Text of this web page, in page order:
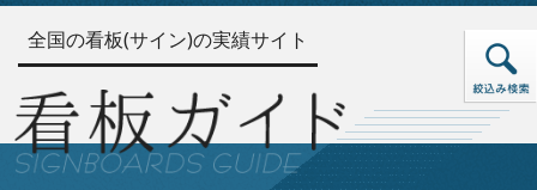
全国の看板(サイン)の実績サイト